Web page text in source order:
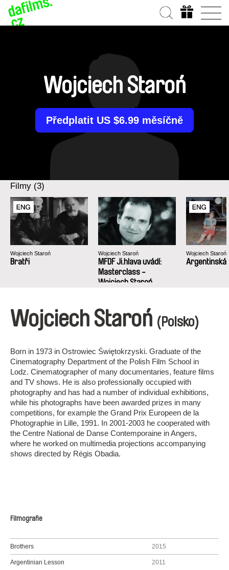
Wojciech Staroń
Předplatit US $6.99 měsíčně
Filmy (3)
Wojciech Staroń
Bratři
Wojciech Staroń
MFDF Ji.hlava uvádí:
Masterclass -
Wojciech Staroń
Wojciech Staroń
Argentinská
Wojciech Staroń (Polsko)
Born in 1973 in Ostrowiec Świętokrzyski. Graduate of the
Cinematography Department of the Polish Film School in
Lodz. Cinematographer of many documentaries, feature films
and TV shows. He is also professionally occupied with
photography and has had a number of individual exhibitions,
while his photographs have been awarded prizes in many
competitions, for example the Grand Prix Europeen de la
Photographie in Lille, 1991. In 2001-2003 he cooperated with
the Centre National de Danse Contemporaine in Angers,
where he worked on multimedia projections accompanying
shows directed by Régis Obadia.
Filmografie
Brothers 2015
Argentinian Lesson 2011